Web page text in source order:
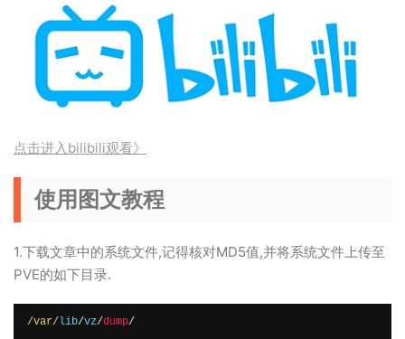
点击进入bilibili观看》
使用图文教程
1.下载文章中的系统文件,记得核对MD5值,并将系统文件上传至
PVE的如下目录.
/var/ lib/vz/dump/